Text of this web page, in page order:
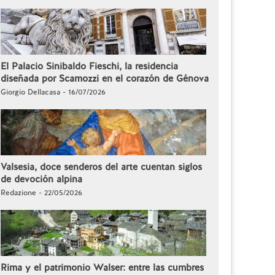
El Palacio Sinibaldo Fieschi, la residencia
diseñada por Scamozzi en el corazón de Génova
Giorgio Dellacasa - 16/07/2026
Valsesia, doce senderos del arte cuentan siglos
de devoción alpina
Redazione - 22/05/2026
Rima y el patrimonio Walser: entre las cumbres